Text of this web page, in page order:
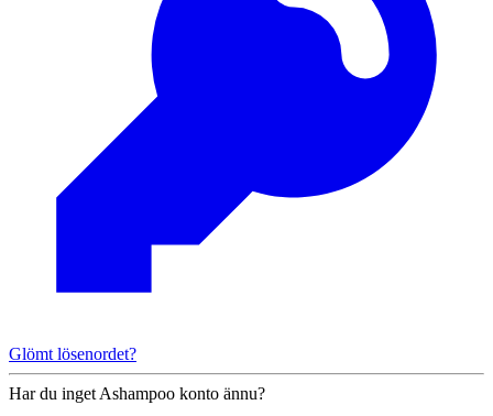
Glömt lösenordet?
Har du inget Ashampoo konto ännu?